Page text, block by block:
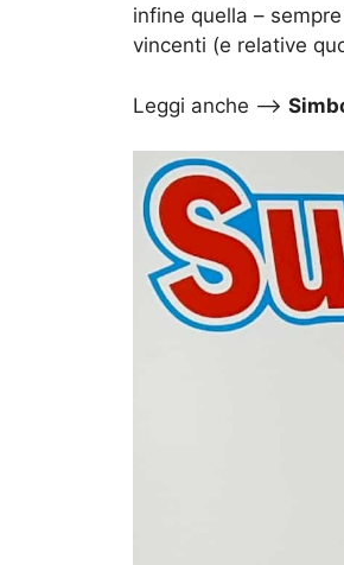
infine quella –
vincenti (e relative
Leggi anche –>